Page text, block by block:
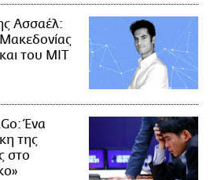
Ασσαέλ:
του ΜΙΤ
Ένα
της
στο